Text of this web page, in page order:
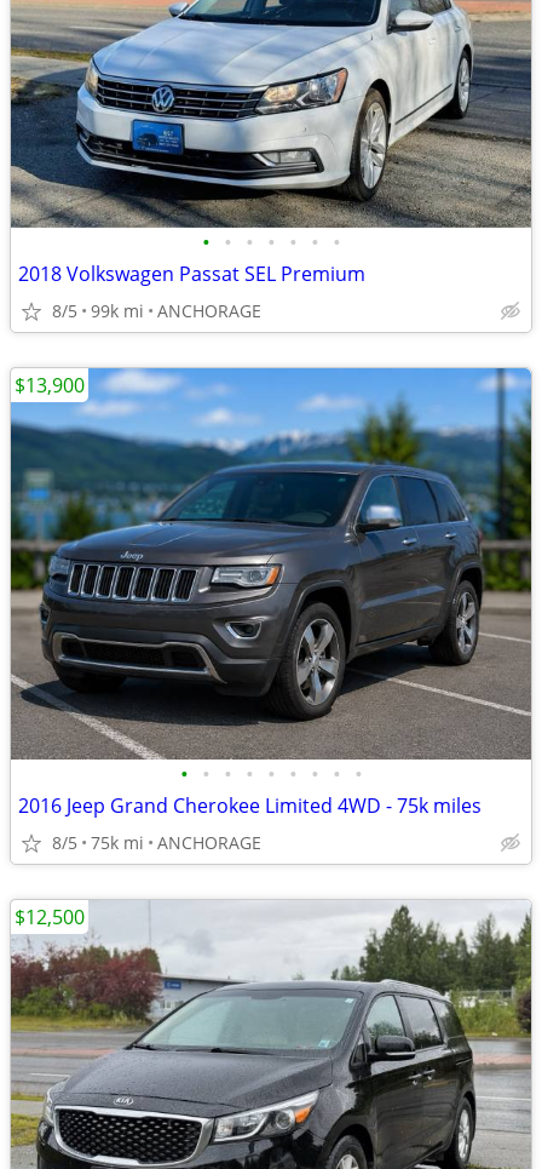
• • • • • • •
2018 Volkswagen Passat SEL Premium
8/5 99k mi ANCHORAGE
• • • • • • • • •
2016 Jeep Grand Cherokee Limited 4WD - 75k miles
8/5 75k mi ANCHORAGE
$13,900
$12,500